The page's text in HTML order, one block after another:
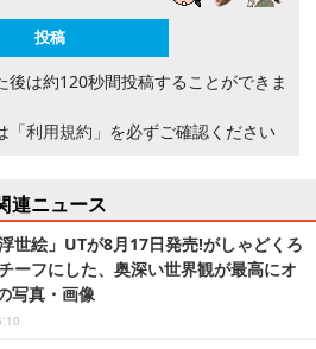
は約120秒間投稿することができま
「利用規約」 を必ずご確認ください
連ニュース
世絵」UTが8月17日発売!がしゃどくろ
ーフにした、奥深い世界観が最高にオ
写真・画像